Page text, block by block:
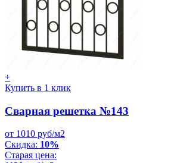
+
Купить в 1 клик
Сварная решетка №143
от 1010 руб/м2
Скидка: 10%
Старая цена: